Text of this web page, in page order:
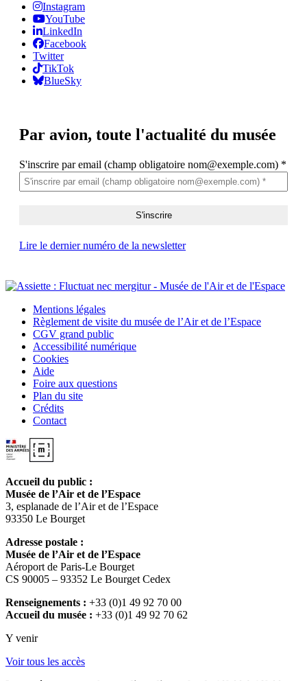
Instagram
YouTube
LinkedIn
Facebook
Twitter
TikTok
BlueSky
Par avion, toute l'actualité du musée
S'inscrire par email (champ obligatoire nom@exemple.com) *
Lire le dernier numéro de la newsletter
Mentions légales
Règlement de visite du musée de l’Air et de l’Espace
CGV grand public
Accessibilité numérique
Cookies
Aide
Foire aux questions
Plan du site
Crédits
Contact
Accueil du public :
Musée de l’Air et de l’Espace
3, esplanade de l’Air et de l’Espace
93350 Le Bourget
Adresse postale :
Musée de l’Air et de l’Espace
Aéroport de Paris-Le Bourget
CS 90005 – 93352 Le Bourget Cedex
Renseignements : +33 (0)1 49 92 70 00
Accueil du musée : +33 (0)1 49 92 70 62
Y venir
Voir tous les accès